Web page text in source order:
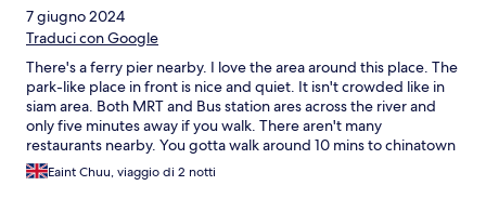
7 giugno 2024
Traduci con Google
There's a ferry pier nearby. I love the area around this place. The
park-like place in front is nice and quiet. It isn't crowded like in
siam area. Both MRT and Bus station ares across the river and
only five minutes away if you walk. There aren't many
restaurants nearby. You gotta walk around 10 mins to chinatown
for food. The place can be considered "not bad" at this price
range. It's more like a hostel with separate rooms. There's a
Eaint Chuu, viaggio di 2 notti